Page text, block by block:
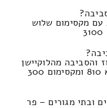
עם מקסימום שלוש
והסביבה מהלוקיישן
(לכל היותר 3000 קופסאות) העלות הוא 810 ומקסימום 300
ובתי מגורים – פר